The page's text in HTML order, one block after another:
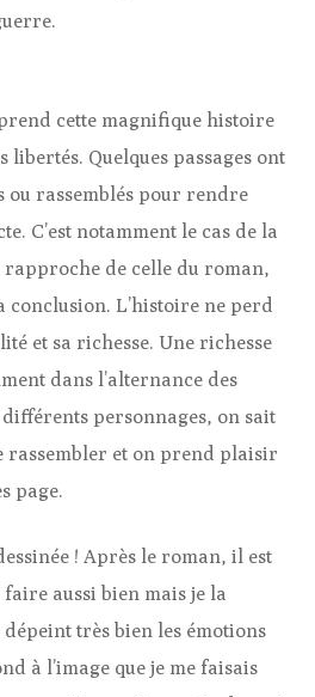
cette magnifique histoire
libertés. Quelques passages ont
ou rassemblés pour rendre
C’est notamment le cas de la
rapproche de celle du roman,
conclusion. L’histoire ne perd
et sa richesse. Une richesse
dans l’alternance des
personnages, on sait
rassembler et on prend plaisir
page.
! Après le roman, il est
aussi bien mais je la
très bien les émotions
à l’image que je me faisais